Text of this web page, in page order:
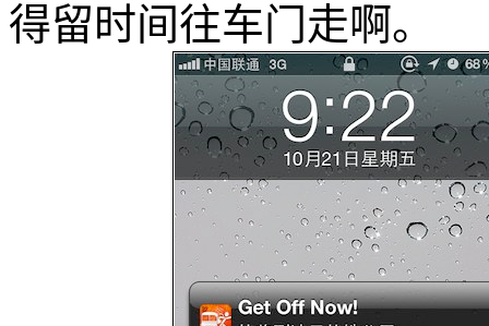
得留时间往车门走啊。